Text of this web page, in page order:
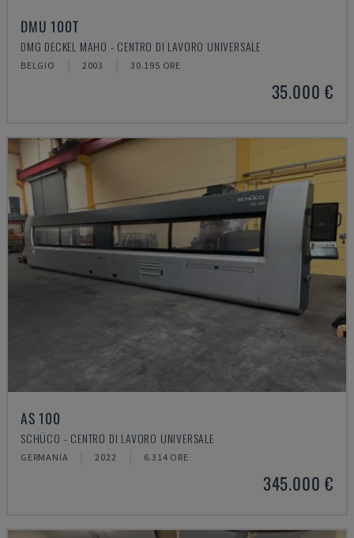
DMU 100T
DMG DECKEL MAHO - CENTRO DI LAVORO UNIVERSALE
BELGIO 2003 30.195 ORE
35.000 €
AS 100
SCHÜCO - CENTRO DI LAVORO UNIVERSALE
GERMANIA 2022 6.314 ORE
345.000 €